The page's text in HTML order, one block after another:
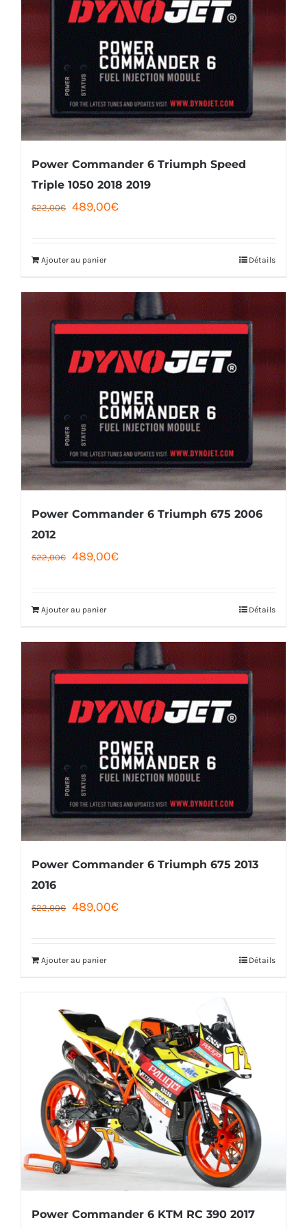
Power Commander 6 Triumph Speed
Triple 1050 2018 2019
522,00 €
Le
était :
522,00€.
489,00€Le
489,00€.
Ajouter au panier Détails
Power Commander 6 Triumph 675 2006
2012
522,00€
Le
était :
522,00€.
489,00€Le
489,00€.
Ajouter au panier Détails
Power Commander 6 Triumph 675 2013
2016
522,00 €
Le
était :
489,00€Le
Ajouter au panier Détails
Power Commander 6 KTM RC 390 2017